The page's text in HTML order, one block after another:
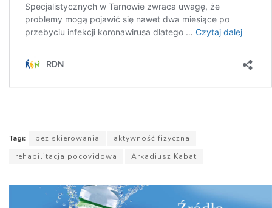
Tagi: bez skierowania
aktywność fizyczna
rehabilitacja pocovidowa
Arkadiusz Kabat